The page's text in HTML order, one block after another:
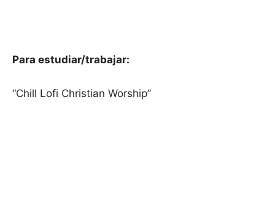
Para estudiar/trabajar:
“Chill Lofi Christian Worship”